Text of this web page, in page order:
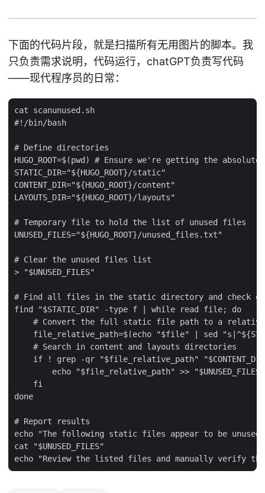
下面的代码片段，就是扫描所有无用图片的脚本。我
只负责需求说明，代码运行，chatGPT负责写代码
——现代程序员的日常：
cat scanunused.sh
#!/bin/bash
# Define directories
HUGO_ROOT=$(pwd) # Ensure we're getting the
STATIC_DIR="${HUGO_ROOT}/static"
CONTENT_DIR="${HUGO_ROOT}/content"
LAYOUTS_DIR="${HUGO_ROOT}/layouts"
# Temporary file to hold the list of unused files
UNUSED_FILES="${HUGO_ROOT}/unused_files.txt"
# Clear the unused files list
> "$UNUSED_FILES"
# Find all files in the static directory and check
find "$STATIC_DIR" -type f | while read file; do
# Convert the full static file path to a
file_relative_path=$(echo "$file" | sed
    # Search in content and layouts directories
if ! grep -qr "$file_relative_path"
        echo "$file_relative_path" >> "$UNUSED_FILES"
    fi
done
# Report results
echo "The following static files appear to be
cat "$UNUSED_FILES"